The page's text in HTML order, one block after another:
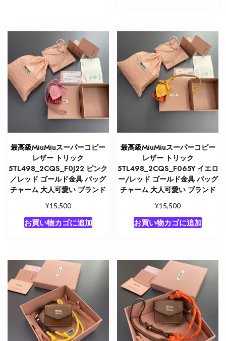
最高級MiuMiuスーパーコピー
レザー トリック
5TL498_2CQS_F0J22 ピンク
／レッド ゴールド金具 バッグ
チャーム 大人可愛い ブランド
¥15,500
お買い物カゴに追加
最高級MiuMiuスーパーコピー
レザー トリック
5TL498_2CQS_F065Y イエロ
ー/レッド ゴールド金具 バッグ
チャーム 大人可愛い ブランド
¥15,500
お買い物カゴに追加